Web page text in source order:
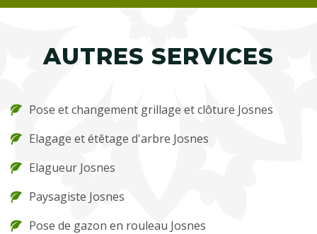
AUTRES SERVICES
Pose et changement grillage et clôture Josnes
Elagage et étêtage d'arbre Josnes
Elagueur Josnes
Paysagiste Josnes
Pose de gazon en rouleau Josnes